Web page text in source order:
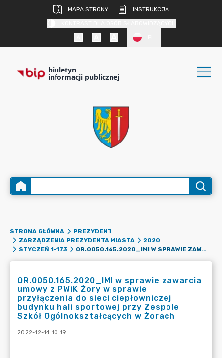
MAPA STRONY
INSTRUKCJA
biuletyn
informacji publicznej
STRONA GŁÓWNA
PREZYDENT
ZARZĄDZENIA PREZYDENTA MIASTA
2020
STYCZEŃ 1-173
OR.0050.165.2020_IMI W SPRAWIE ZAWARCIA UMOWY Z PWIK ŻORY W SPRAWIE PRZYŁĄCZENIA DO SIECI CIEPŁOWNICZEJ BUDYNKU HALI SPORTOWEJ PRZY ZESPOLE SZKÓŁ OGÓLNOKSZTAŁCĄCYCH W ŻORACH
OR.0050.165.2020_IMI w sprawie zawarcia
umowy z PWiK Żory w sprawie
przyłączenia do sieci ciepłowniczej
budynku hali sportowej przy Zespole
Szkół Ogólnokształcących w Żorach
2022-12-14 10:19